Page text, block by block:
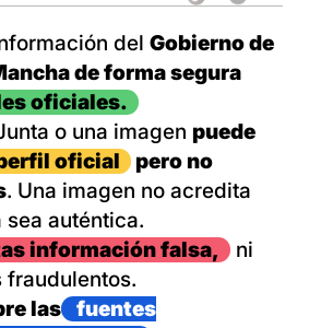
del Gobierno de
de forma segura
oficiales.
o una imagen puede
oficial
pero no
. Una imagen no acredita
auténtica.
información falsa,
ni
las
fuentes